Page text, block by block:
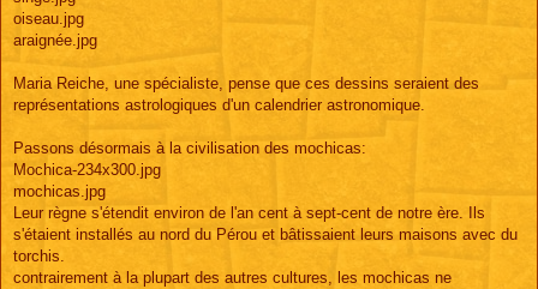
oiseau.jpg
araignée.jpg
Maria Reiche, une spécialiste, pense que ces dessins seraient des
représentations astrologiques d'un calendrier astronomique.
Passons désormais à la civilisation des mochicas:
Mochica-234x300.jpg
mochicas.jpg
Leur règne s'étendit environ de l'an cent à sept-cent de notre ère. Ils
s'étaient installés au nord du Pérou et bâtissaient leurs maisons avec du
torchis.
contrairement à la plupart des autres cultures, les mochicas ne